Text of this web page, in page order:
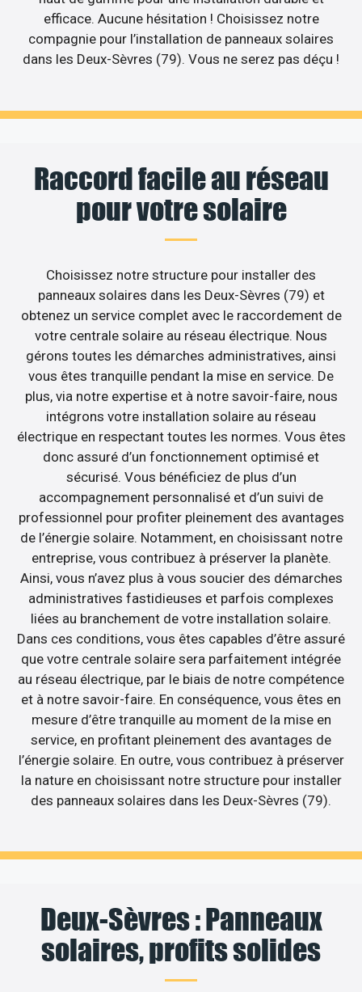
efficace. Aucune hésitation ! Choisissez notre
compagnie pour l’installation de panneaux solaires
dans les Deux-Sèvres (79). Vous ne serez pas déçu !
Raccord facile au réseau
pour votre solaire
Choisissez notre structure pour installer des
panneaux solaires dans les Deux-Sèvres (79) et
obtenez un service complet avec le raccordement de
votre centrale solaire au réseau électrique. Nous
gérons toutes les démarches administratives, ainsi
vous êtes tranquille pendant la mise en service. De
plus, via notre expertise et à notre savoir-faire, nous
intégrons votre installation solaire au réseau
électrique en respectant toutes les normes. Vous êtes
donc assuré d’un fonctionnement optimisé et
sécurisé. Vous bénéficiez de plus d’un
accompagnement personnalisé et d’un suivi de
professionnel pour profiter pleinement des avantages
de l’énergie solaire. Notamment, en choisissant notre
entreprise, vous contribuez à préserver la planète.
Ainsi, vous n’avez plus à vous soucier des démarches
administratives fastidieuses et parfois complexes
liées au branchement de votre installation solaire.
Dans ces conditions, vous êtes capables d’être assuré
que votre centrale solaire sera parfaitement intégrée
au réseau électrique, par le biais de notre compétence
et à notre savoir-faire. En conséquence, vous êtes en
mesure d’être tranquille au moment de la mise en
service, en profitant pleinement des avantages de
l’énergie solaire. En outre, vous contribuez à préserver
la nature en choisissant notre structure pour installer
des panneaux solaires dans les Deux-Sèvres (79).
Deux-Sèvres : Panneaux
solaires, profits solides